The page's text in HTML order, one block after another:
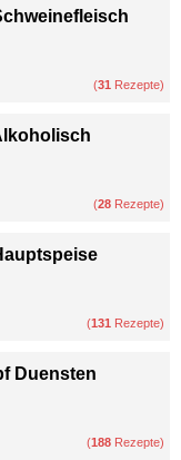
(31 Rezepte)
(28 Rezepte)
(131 Rezepte)
Duensten
(188 Rezepte)